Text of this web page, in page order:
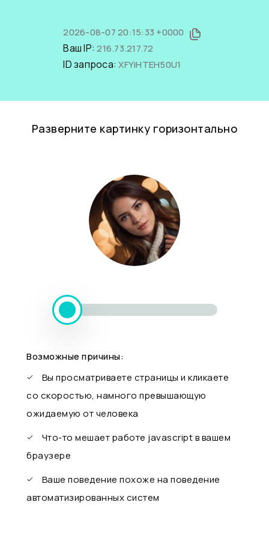
2026-08-07 20:15:33 +0000
Ваш IP:216.73.217.72
ID запроса:XFYiHTEH50U1
Разверните картинку горизонтально
Возможные причины:
Вы просматриваете страницы и кликаете
со скоростью, намного превышающую
ожидаемую от человека
Что-то мешает работе javascript в вашем
браузере
Ваше поведение похоже на поведение
автоматизированных систем